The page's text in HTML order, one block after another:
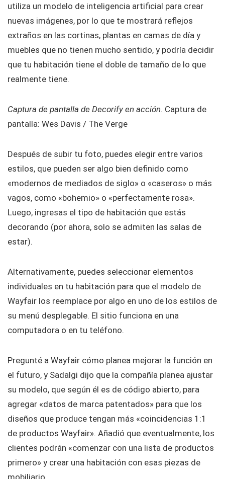
utiliza un modelo de inteligencia artificial para crear
nuevas imágenes, por lo que te mostrará reflejos
extraños en las cortinas, plantas en camas de día y
muebles que no tienen mucho sentido, y podría decidir
que tu habitación tiene el doble de tamaño de lo que
realmente tiene.
Captura de pantalla de Decorify en acción. Captura de
pantalla: Wes Davis / The Verge
Después de subir tu foto, puedes elegir entre varios
estilos, que pueden ser algo bien definido como
«modernos de mediados de siglo» o «caseros» o más
vagos, como «bohemio» o «perfectamente rosa».
Luego, ingresas el tipo de habitación que estás
decorando (por ahora, solo se admiten las salas de
estar).
Alternativamente, puedes seleccionar elementos
individuales en tu habitación para que el modelo de
Wayfair los reemplace por algo en uno de los estilos de
su menú desplegable. El sitio funciona en una
computadora o en tu teléfono.
Pregunté a Wayfair cómo planea mejorar la función en
el futuro, y Sadalgi dijo que la compañía planea ajustar
su modelo, que según él es de código abierto, para
agregar «datos de marca patentados» para que los
diseños que produce tengan más «coincidencias 1:1
de productos Wayfair». Añadió que eventualmente, los
clientes podrán «comenzar con una lista de productos
primero» y crear una habitación con esas piezas de
mobiliario.